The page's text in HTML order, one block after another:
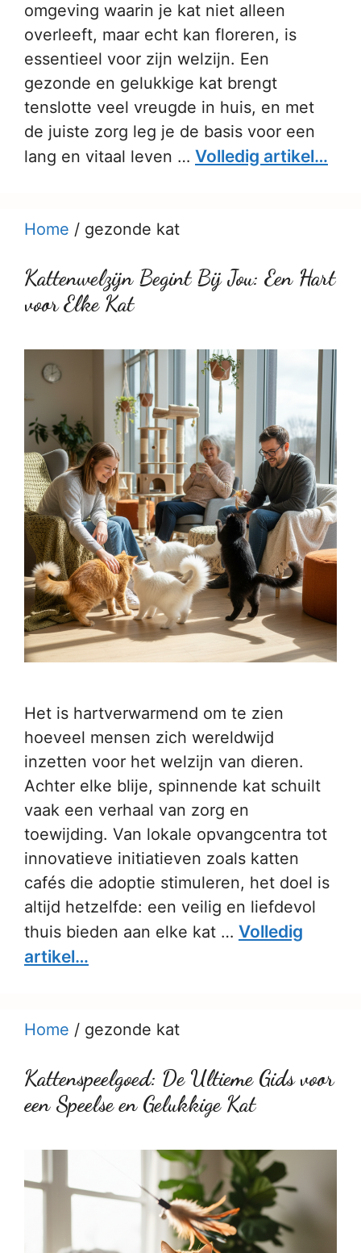
omgeving waarin je kat niet alleen
overleeft, maar echt kan floreren, is
essentieel voor zijn welzijn. Een
gezonde en gelukkige kat brengt
tenslotte veel vreugde in huis, en met
de juiste zorg leg je de basis voor een
lang en vitaal leven … Volledig artikel…
Home / gezonde kat
Kattenwelzijn Begint Bij Jou: Een Hart
voor Elke Kat
Het is hartverwarmend om te zien
hoeveel mensen zich wereldwijd
inzetten voor het welzijn van dieren.
Achter elke blije, spinnende kat schuilt
vaak een verhaal van zorg en
toewijding. Van lokale opvangcentra tot
innovatieve initiatieven zoals katten
cafés die adoptie stimuleren, het doel is
altijd hetzelfde: een veilig en liefdevol
thuis bieden aan elke kat … Volledig
artikel…
Home / gezonde kat
Kattenspeelgoed: De Ultieme Gids voor
een Speelse en Gelukkige Kat